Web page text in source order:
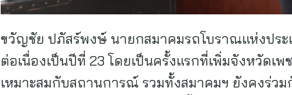
ขวัญชัย ปภัสร์พงษ์ นายกสมาคมรถโบราณแห่งประ
ต่อเนื่องเป็นปีที่ 23 โดยเป็นครั้งแรกที่เพิ่มจังหวัดเ
เหมาะสมกับสถานการณ์ รวมทั้งสมาคมฯ ยังคงร่ว